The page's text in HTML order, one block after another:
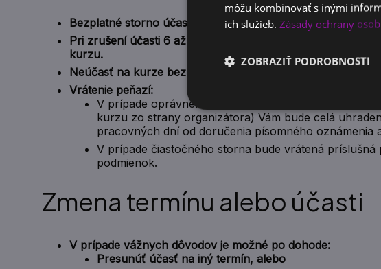
Bezplatné storno účasti je možné najneskôr 7
Pri zrušení účasti 6 až 1 deň pred kurzom bude účtovaný
kurzu.
Neúčasť na kurze bez oznámenia sa považuje za záväznú
Vrátenie peňazí:
V prípade oprávneného storna (včasné zrušenie,
kurzu zo strany organizátora) Vám bude celá
pracovných dní od doručenia písomného oznámenia
V prípade čiastočného storna bude vrátená
podmienok.
Zmena termínu alebo účasti
V prípade vážnych dôvodov je možné po dohode:
Presunúť účasť na iný termín, alebo
môžu kombinovať s inými
ich služieb. Zásady ochrany
ZOBRAZIŤ PODROBNOSTI